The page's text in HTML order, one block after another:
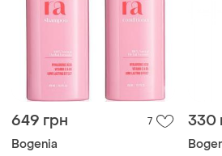
649 грн 7
Bogenia
330